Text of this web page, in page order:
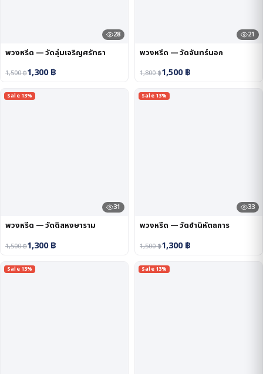
28
พวงหรีด — วัดลุ่มเจริญศรัทธา
1,500฿1,300฿
21
พวงหรีด — วัดจันทร์นอก
1,800฿1,500฿
Sale 13%
31
พวงหรีด — วัดดิสหงษาราม
1,500฿1,300฿
Sale 13%
33
พวงหรีด — วัดชำนิหัตถการ
1,500฿1,300฿
Sale 13% Sale 13%